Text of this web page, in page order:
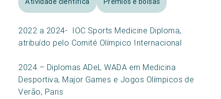
2022 a 2024- IOC Sports Medicine Diploma,
atribuído pelo Comité Olímpico Internacional
2024 – Diplomas ADeL WADA em Medicina
Desportiva, Major Games e Jogos Olímpicos de
Verão, Paris